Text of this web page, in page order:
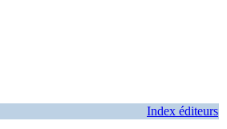
Index éditeurs